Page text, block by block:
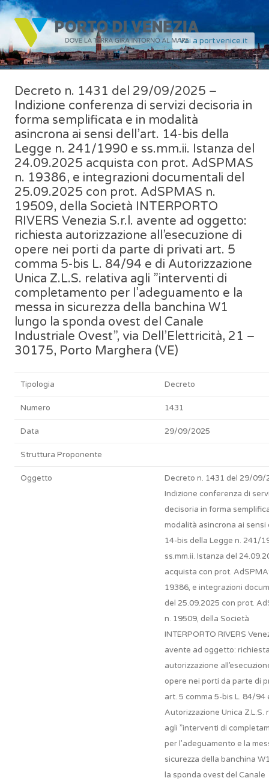
Vai a port.venice.it
Decreto n. 1431 del 29/09/2025 –
Indizione conferenza di servizi decisoria in
forma semplificata e in modalità
asincrona ai sensi dell’art. 14-bis della
Legge n. 241/1990 e ss.mm.ii. Istanza del
24.09.2025 acquista con prot. AdSPMAS
n. 19386, e integrazioni documentali del
25.09.2025 con prot. AdSPMAS n.
19509, della Società INTERPORTO
RIVERS Venezia S.r.l. avente ad oggetto:
richiesta autorizzazione all’esecuzione di
opere nei porti da parte di privati art. 5
comma 5-bis L. 84/94 e di Autorizzazione
Unica Z.L.S. relativa agli ”interventi di
completamento per l’adeguamento e la
messa in sicurezza della banchina W1
lungo la sponda ovest del Canale
Industriale Ovest”, via Dell’Elettricità, 21 –
30175, Porto Marghera (VE)
Tipologia Decreto
Numero 1431
Data 29/09/2025
Struttura Proponente
Oggetto
Decreto n. 1431 del 29/09/
Indizione conferenza di
decisoria in forma
modalità asincrona ai sensi
14-bis della Legge n. 241/
ss.mm.ii. Istanza del
acquista con prot.
19386, e integrazioni
del 25.09.2025 con prot.
n. 19509, della Società
INTERPORTO RIVERS
avente ad oggetto:
autorizzazione
opere nei porti da parte di
art. 5 comma 5-bis L. 84/94
Autorizzazione Unica Z.L.S.
agli ”interventi di
per l’adeguamento e la
sicurezza della banchina
la sponda ovest del Canale